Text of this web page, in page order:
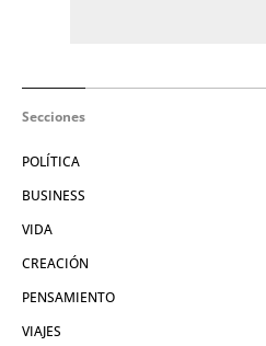
Secciones
POLÍTICA
BUSINESS
VIDA
CREACIÓN
PENSAMIENTO
VIAJES